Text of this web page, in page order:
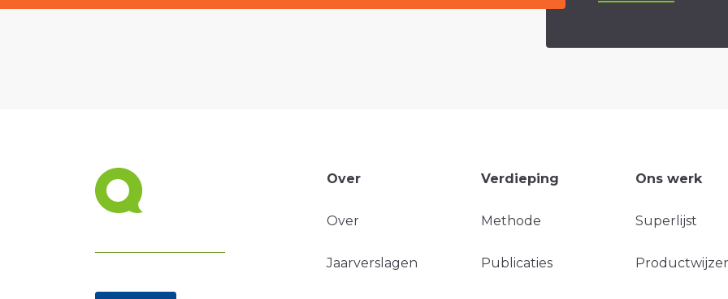
Over
Over
Jaarverslagen
Verdieping
Methode
Publicaties
Ons werk
Superlijst